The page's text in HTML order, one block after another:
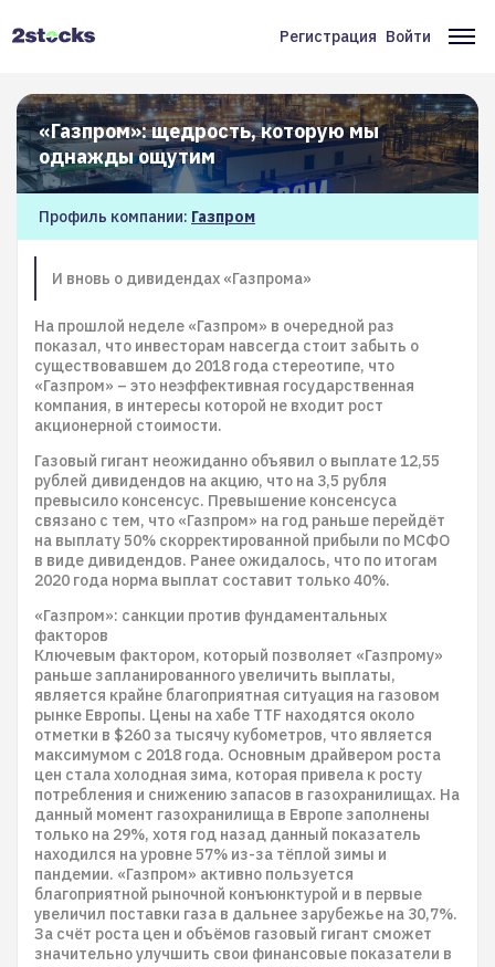
Меню
учётной
записи
пользователя
Регистрация Войти
«Газпром»: щедрость, которую мы
однажды ощутим
Профиль компании: Газпром
И вновь о дивидендах «Газпрома»
На прошлой неделе «Газпром» в очередной раз
показал, что инвесторам навсегда стоит забыть о
существовавшем до 2018 года стереотипе, что
«Газпром» – это неэффективная государственная
компания, в интересы которой не входит рост
акционерной стоимости.
Газовый гигант неожиданно объявил о выплате 12,55
рублей дивидендов на акцию, что на 3,5 рубля
превысило консенсус. Превышение консенсуса
связано с тем, что «Газпром» на год раньше перейдёт
на выплату 50% скорректированной прибыли по МСФО
в виде дивидендов. Ранее ожидалось, что по итогам
2020 года норма выплат составит только 40%.
«Газпром»: санкции против фундаментальных
факторов
Ключевым фактором, который позволяет «Газпрому»
раньше запланированного увеличить выплаты,
является крайне благоприятная ситуация на газовом
рынке Европы. Цены на хабе TTF находятся около
отметки в $260 за тысячу кубометров, что является
максимумом с 2018 года. Основным драйвером роста
цен стала холодная зима, которая привела к росту
потребления и снижению запасов в газохранилищах. На
данный момент газохранилища в Европе заполнены
только на 29%, хотя год назад данный показатель
находился на уровне 57% из-за тёплой зимы и
пандемии. «Газпром» активно пользуется
благоприятной рыночной конъюнктурой и в первые
увеличил поставки газа в дальнее зарубежье на 30,7%.
За счёт роста цен и объёмов газовый гигант сможет
значительно улучшить свои финансовые показатели в